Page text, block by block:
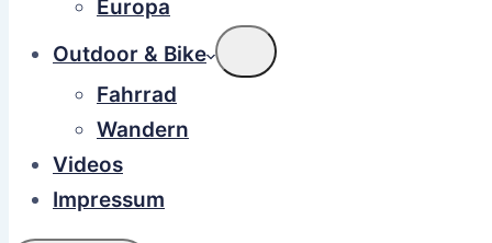
Europa
Outdoor & Bike
Fahrrad
Wandern
Videos
Impressum